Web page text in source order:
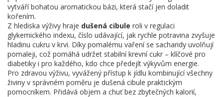
vytváří bohatou aromatickou bázi, která stačí jen doladit
kořením.
Z hlediska výživy hraje dušená cibule roli v regulaci
glykemického indexu, číslo udávající, jak rychle potravina zvyšuje
hladinu cukru v krvi. Díky pomalému vaření se sacharidy uvolňují
pomaleji, což pomáhá udržet stabilní krevní cukr – klíčové pro
diabetiky i pro každého, kdo chce předejít výkyvům energie.
Pro zdravou výživu, vyvážený přístup k jídlu kombinující všechny
živiny v správném poměru je dušená cibule praktickým
pomocníkem. Přidává objem a chuť bez zbytečných kalorií,